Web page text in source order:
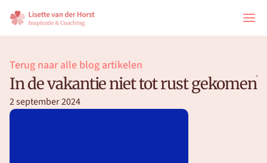
Terug naar alle blog artikelen
In de vakantie niet tot rust gekomen?
2 september 2024